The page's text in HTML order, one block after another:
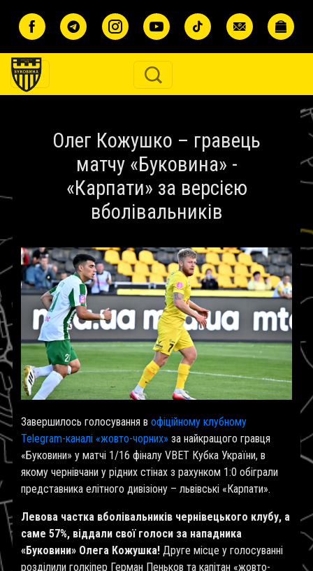
Олег Кожушко – гравець
матчу «Буковина» -
«Карпати» за версією
вболівальників
Завершилось голосування в офіційному клубному
Telegram-каналі «жовто-чорних» за найкращого гравця
«Буковини» у матчі 1/16 фіналу VBET Кубка України, в
якому чернівчани у рідних стінах з рахунком 1:0 обіграли
представника елітного дивізіону – львівські «Карпати».
Левова частка вболівальників чернівецького клубу, а
саме 57%, віддали свої голоси за нападника
«Буковини» Олега Кожушка! Друге місце у голосуванні
розділили голкіпер Герман Пеньков та капітан «жовто-